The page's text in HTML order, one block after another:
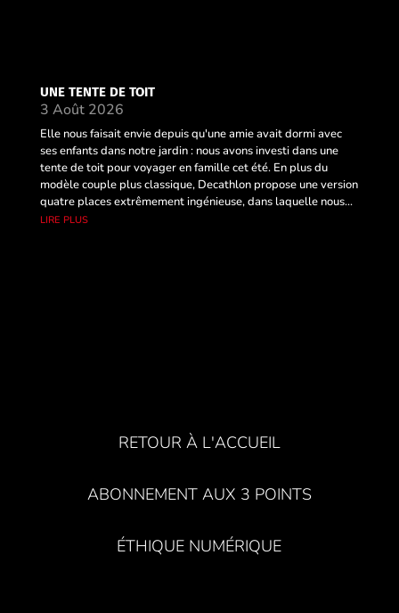
UNE TENTE DE TOIT
3 Août 2026
Elle nous faisait envie depuis qu'une amie avait dormi avec
ses enfants dans notre jardin : nous avons investi dans une
tente de toit pour voyager en famille cet été. En plus du
modèle couple plus classique, Decathlon propose une version
quatre places extrêmement ingénieuse, dans laquelle nous...
lire plus
RETOUR À L'ACCUEIL
ABONNEMENT AUX 3 POINTS
ÉTHIQUE NUMÉRIQUE